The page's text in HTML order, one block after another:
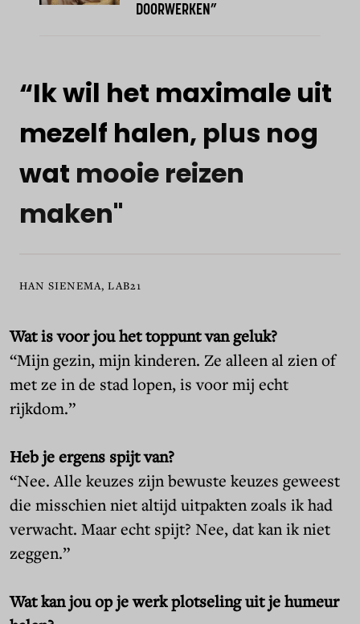
DOORWERKEN”
“Ikwil het maximale uit
mezelf halen, plus nog
wat mooie reizen
maken"
HAN SIENEMA, LAB21
Wat is voor jou het toppunt van geluk?
“Mijn gezin, mijn kinderen. Ze alleen al zien of
met ze in de stad lopen, is voor mij echt
rijkdom.”
Heb je ergens spijt van?
“Nee. Alle keuzes zijn bewuste keuzes geweest
die misschien niet altijd uitpakten zoals ik had
verwacht. Maar echt spijt? Nee, dat kan ik niet
zeggen.”
Wat kan jou op je werk plotseling uit je humeur